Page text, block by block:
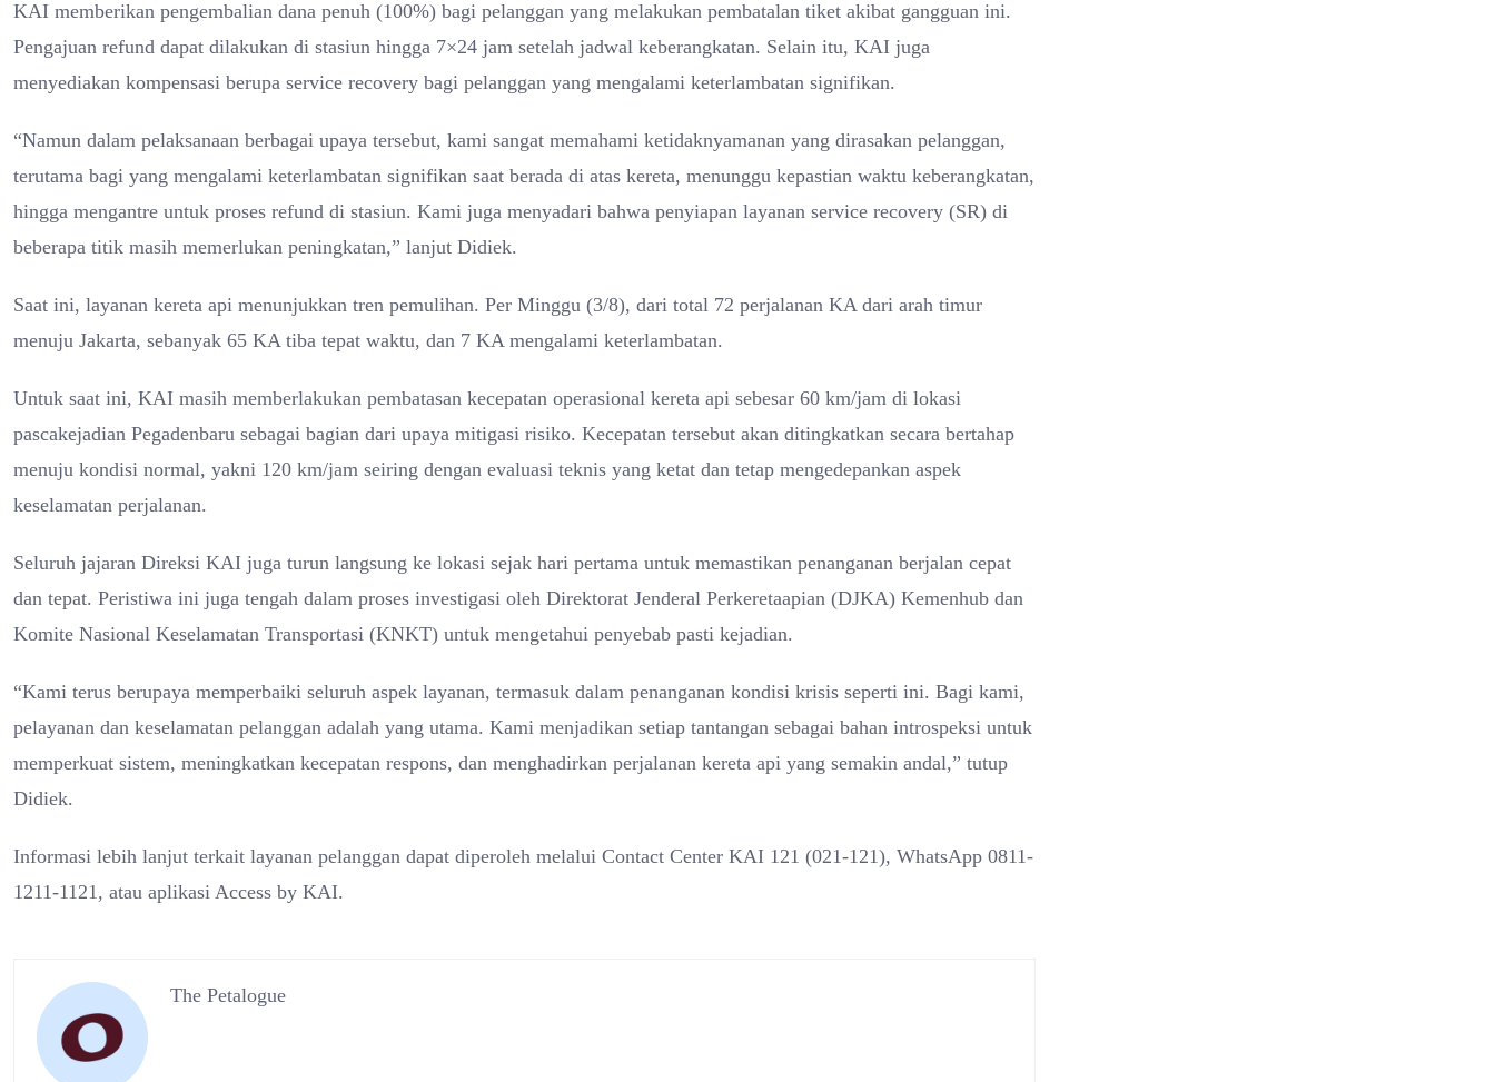
KAI memberikan pengembalian dana penuh (100%) bagi pelanggan yang melakukan pembatalan tiket akibat gangguan ini.
Pengajuan refund dapat dilakukan di stasiun hingga 7×24 jam setelah jadwal keberangkatan. Selain itu, KAI juga
menyediakan kompensasi berupa service recovery bagi pelanggan yang mengalami keterlambatan signifikan.
“Namun dalam pelaksanaan berbagai upaya tersebut, kami sangat memahami ketidaknyamanan yang dirasakan pelanggan,
terutama bagi yang mengalami keterlambatan signifikan saat berada di atas kereta, menunggu kepastian waktu keberangkatan,
hingga mengantre untuk proses refund di stasiun. Kami juga menyadari bahwa penyiapan layanan service recovery (SR) di
beberapa titik masih memerlukan peningkatan,” lanjut Didiek.
Saat ini, layanan kereta api menunjukkan tren pemulihan. Per Minggu (3/8), dari total 72 perjalanan KA dari arah timur
menuju Jakarta, sebanyak 65 KA tiba tepat waktu, dan 7 KA mengalami keterlambatan.
Untuk saat ini, KAI masih memberlakukan pembatasan kecepatan operasional kereta api sebesar 60 km/jam di lokasi
pascakejadian Pegadenbaru sebagai bagian dari upaya mitigasi risiko. Kecepatan tersebut akan ditingkatkan secara bertahap
menuju kondisi normal, yakni 120 km/jam seiring dengan evaluasi teknis yang ketat dan tetap mengedepankan aspek
keselamatan perjalanan.
Seluruh jajaran Direksi KAI juga turun langsung ke lokasi sejak hari pertama untuk memastikan penanganan berjalan cepat
dan tepat. Peristiwa ini juga tengah dalam proses investigasi oleh Direktorat Jenderal Perkeretaapian (DJKA) Kemenhub dan
Komite Nasional Keselamatan Transportasi (KNKT) untuk mengetahui penyebab pasti kejadian.
“Kami terus berupaya memperbaiki seluruh aspek layanan, termasuk dalam penanganan kondisi krisis seperti ini. Bagi kami,
pelayanan dan keselamatan pelanggan adalah yang utama. Kami menjadikan setiap tantangan sebagai bahan introspeksi untuk
memperkuat sistem, meningkatkan kecepatan respons, dan menghadirkan perjalanan kereta api yang semakin andal,” tutup
Didiek.
Informasi lebih lanjut terkait layanan pelanggan dapat diperoleh melalui Contact Center KAI 121 (021-121), WhatsApp 0811-
1211-1121, atau aplikasi Access by KAI.
The Petalogue